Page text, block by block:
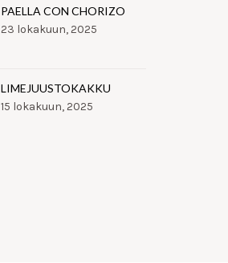
PAELLA CON CHORIZO
23 lokakuun, 2025
LIMEJUUSTOKAKKU
15 lokakuun, 2025